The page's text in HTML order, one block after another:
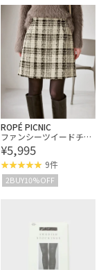
ROPÉ PICNIC
ファンシーツイードチェ
ックミニスカート
¥5,995
9件
2BUY10%OFF